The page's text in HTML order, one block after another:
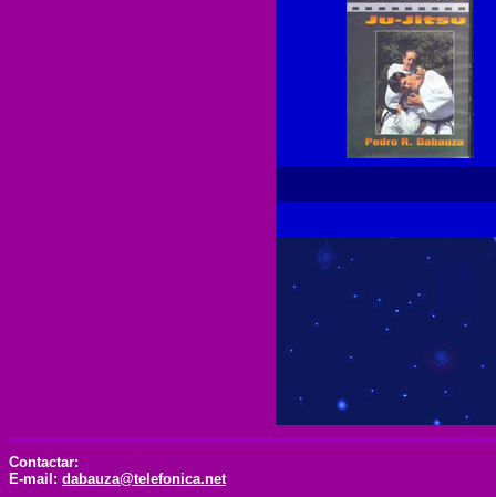
Contactar:
E-mail: dabauza@telefonica.net